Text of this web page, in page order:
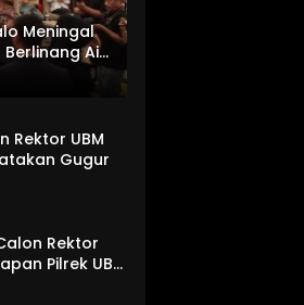
Meningal
Air
Rektor UBM
Gugur
Rektor
Pilrek UBM
Seru